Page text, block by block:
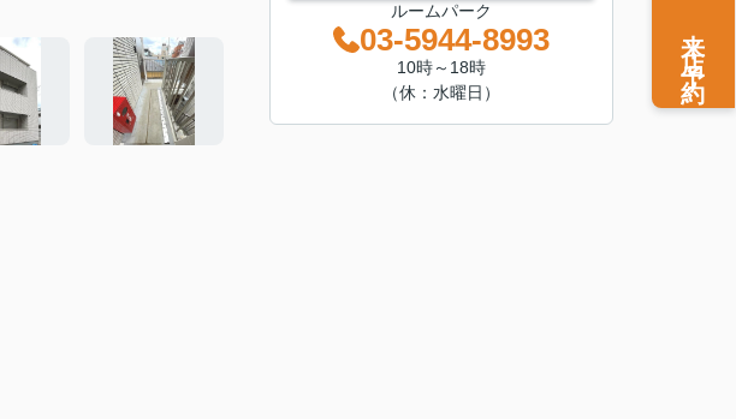
ルームパーク
03-5944-8993
10時～18時
（休：水曜日）
来店予約